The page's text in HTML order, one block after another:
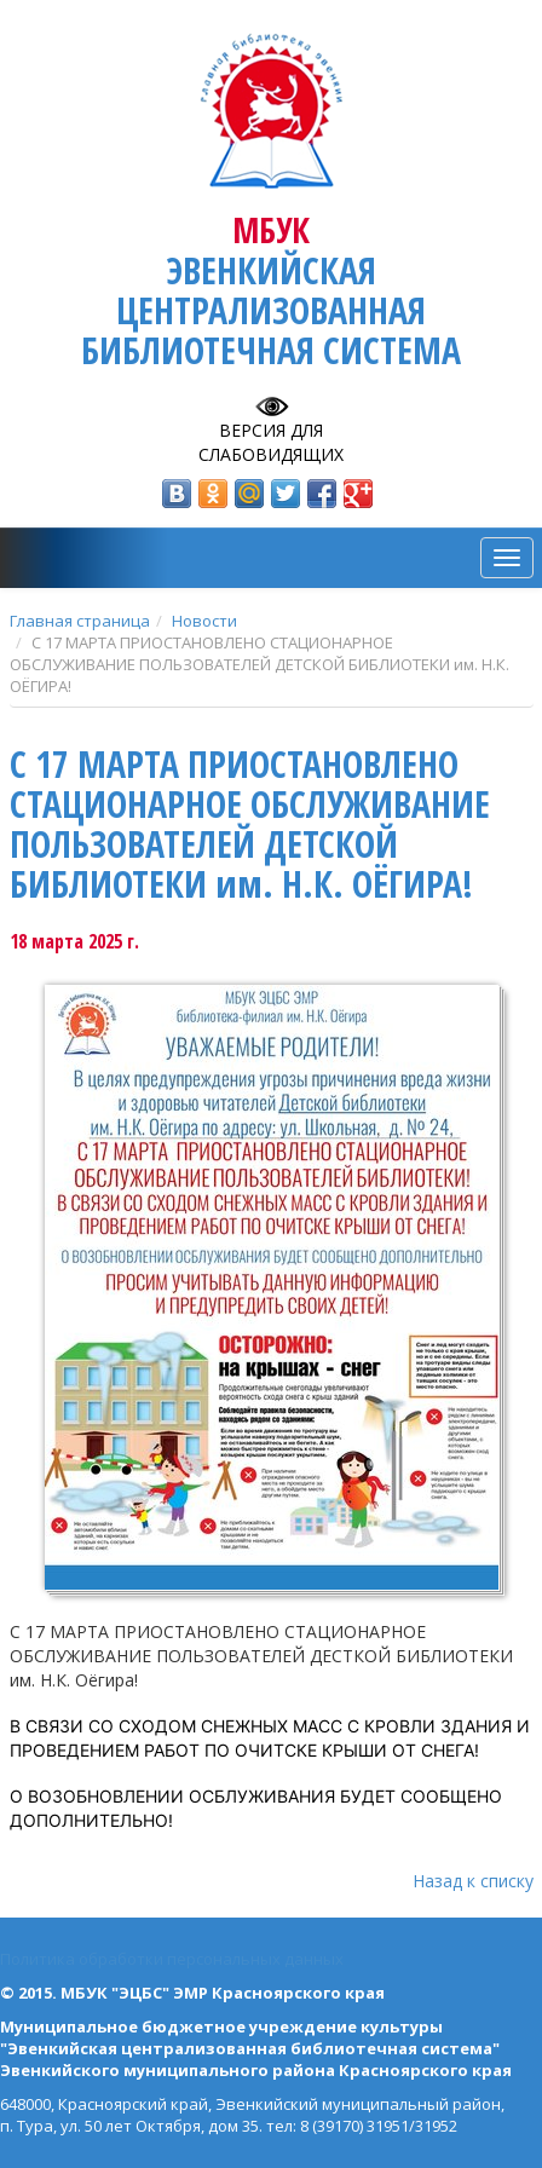
МБУК
ЭВЕНКИЙСКАЯ
ЦЕНТРАЛИЗОВАННАЯ
БИБЛИОТЕЧНАЯ СИСТЕМА
ВЕРСИЯ ДЛЯ
СЛАБОВИДЯЩИХ
Главная страница
Новости
С 17 МАРТА ПРИОСТАНОВЛЕНО СТАЦИОНАРНОЕ
ОБСЛУЖИВАНИЕ ПОЛЬЗОВАТЕЛЕЙ ДЕТСКОЙ БИБЛИОТЕКИ им. Н.К.
ОЁГИРА!
С 17 МАРТА ПРИОСТАНОВЛЕНО
СТАЦИОНАРНОЕ ОБСЛУЖИВАНИЕ
ПОЛЬЗОВАТЕЛЕЙ ДЕТСКОЙ
БИБЛИОТЕКИ им. Н.К. ОЁГИРА!
18 марта 2025 г.
С 17 МАРТА ПРИОСТАНОВЛЕНО СТАЦИОНАРНОЕ
ОБСЛУЖИВАНИЕ ПОЛЬЗОВАТЕЛЕЙ ДЕСТКОЙ БИБЛИОТЕКИ
им. Н.К. Оёгира!
В СВЯЗИ СО СХОДОМ СНЕЖНЫХ МАСС С КРОВЛИ ЗДАНИЯ И
ПРОВЕДЕНИЕМ РАБОТ ПО ОЧИТСКЕ КРЫШИ ОТ СНЕГА!
О ВОЗОБНОВЛЕНИИ ОСБЛУЖИВАНИЯ БУДЕТ СООБЩЕНО
ДОПОЛНИТЕЛЬНО!
Назад к списку
© 2015. МБУК "ЭЦБС" ЭМР Красноярского края
Муниципальное бюджетное учреждение культуры
"Эвенкийская централизованная библиотечная система"
Эвенкийского муниципального района Красноярского края
648000, Красноярский край, Эвенкийский муниципальный район,
п. Тура, ул. 50 лет Октября, дом 35. тел: 8 (39170) 31951/31952